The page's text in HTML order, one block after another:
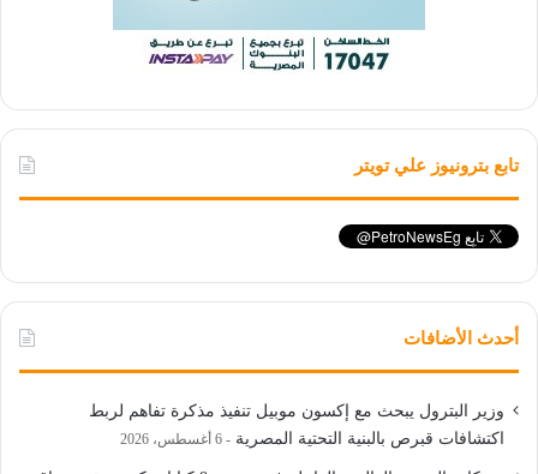
تابع بترونيوز علي تويتر
أحدث الأضافات
وزير البترول يبحث مع إكسون موبيل تنفيذ مذكرة تفاهم لربط
اكتشافات قبرص بالبنية التحتية المصرية
6 أغسطس، 2026